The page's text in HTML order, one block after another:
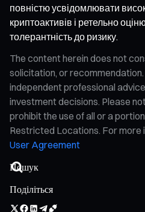
повністю усвідомлювати
криптоактивів і ретельно
толерантність до ризику.
The content herein does not
solicitation, or
independent professional
investment decisions. Please
prohibit the use of all or a
Restricted Locations. For more
User Agreement
Поділіться